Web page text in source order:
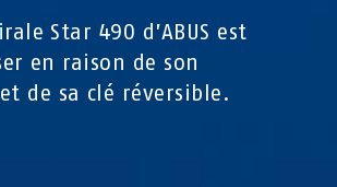
Star 490 d’ABUS est
en raison de son
de sa clé réversible.